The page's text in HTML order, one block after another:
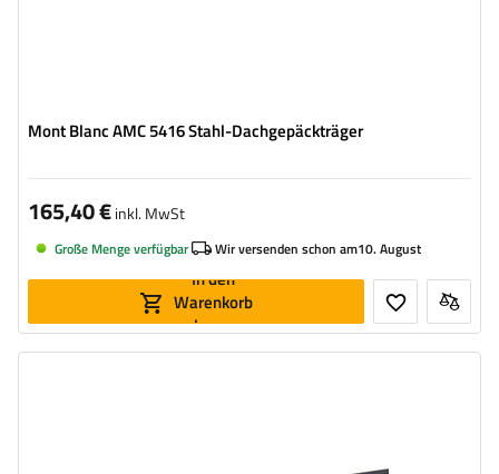
Mont Blanc AMC 5416 Stahl-Dachgepäckträger
165,40 €inkl. MwSt
Große Menge verfügbar Wir versenden schon am10. August
In den
Warenkorb
legen